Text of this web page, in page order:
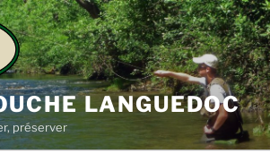
LANGUEDOC
préserver